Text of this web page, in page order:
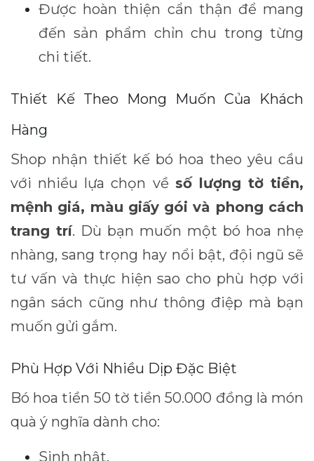
Được hoàn thiện cẩn thận để mang
đến sản phẩm chỉn chu trong từng
chi tiết.
Thiết Kế Theo Mong Muốn Của Khách
Hàng
Shop nhận thiết kế bó hoa theo yêu cầu
với nhiều lựa chọn về số lượng tờ tiền,
mệnh giá, màu giấy gói và phong cách
trang trí. Dù bạn muốn một bó hoa nhẹ
nhàng, sang trọng hay nổi bật, đội ngũ sẽ
tư vấn và thực hiện sao cho phù hợp với
ngân sách cũng như thông điệp mà bạn
muốn gửi gắm.
Phù Hợp Với Nhiều Dịp Đặc Biệt
Bó hoa tiền 50 tờ tiền 50.000 đồng là món
quà ý nghĩa dành cho:
Sinh nhật.